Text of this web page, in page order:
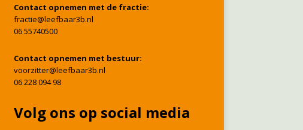
Contact opnemen met de fractie:
fractie@leefbaar3b.nl
06 55740500
Contact opnemen met bestuur:
voorzitter@leefbaar3b.nl
06 228 094 98
Volg ons op social media